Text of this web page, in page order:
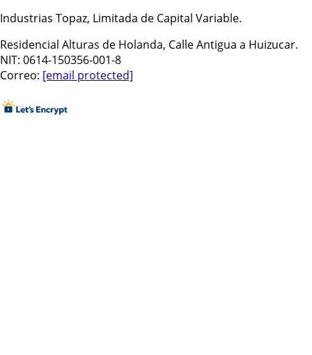
Industrias Topaz, Limitada de Capital Variable.
Residencial Alturas de Holanda, Calle Antigua a Huizucar.
NIT: 0614-150356-001-8
Correo: [email protected]